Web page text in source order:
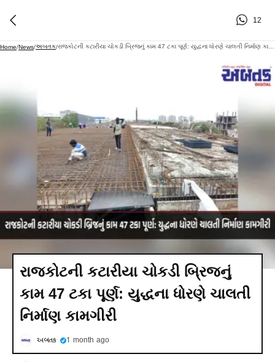
12
Home/News/અબતક/
રાજકોટની કટારીયા ચોકડી બ્રિજનું
કામ 47 ટકા પૂર્ણ: યુદ્ધના ધોરણે ચાલતી
નિર્માણ કામગીરી
અબતક 1 month ago